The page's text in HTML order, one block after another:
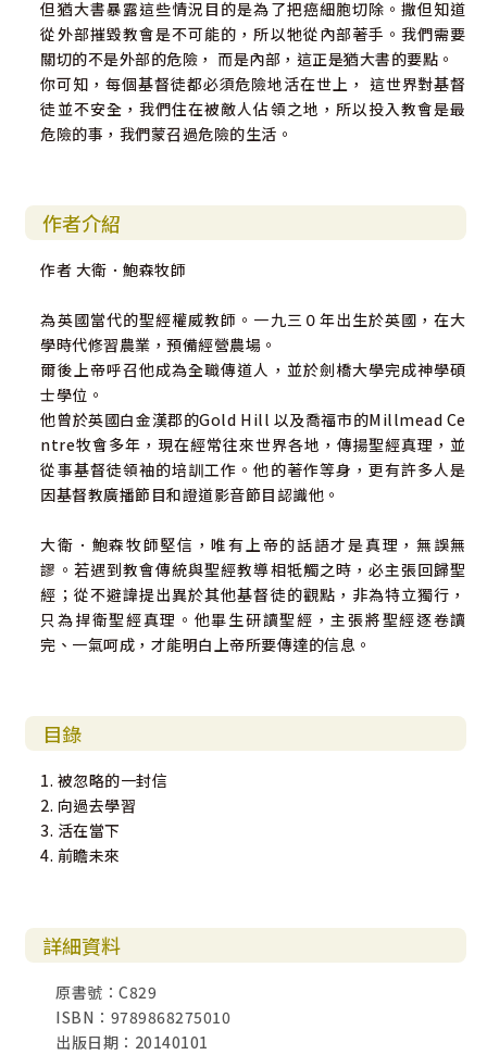
但猶大書暴露這些情況目的是為了把癌細胞切除。撒但知道
從外部摧毀教會是不可能的，所以牠從內部著手。我們需要
關切的不是外部的危險， 而是內部，這正是猶大書的要點。
你可知，每個基督徒都必須危險地活在世上， 這世界對基督
徒並不安全，我們住在被敵人佔領之地，所以投入教會是最
危險的事，我們蒙召過危險的生活。
作者介紹
作者 大衛．鮑森牧師
為英國當代的聖經權威教師。一九三０年出生於英國，在大
學時代修習農業，預備經營農場。
爾後上帝呼召他成為全職傳道人，並於劍橋大學完成神學碩
士學位。
他曾於英國白金漢郡的Gold Hill 以及喬福市的Millmead Ce
ntre牧會多年，現在經常往來世界各地，傳揚聖經真理，並
從事基督徒領袖的培訓工作。他的著作等身，更有許多人是
因基督教廣播節目和證道影音節目認識他。
大衛．鮑森牧師堅信，唯有上帝的話語才是真理，無誤無
謬。若遇到教會傳統與聖經教導相牴觸之時，必主張回歸聖
經；從不避諱提出異於其他基督徒的觀點，非為特立獨行，
只為捍衛聖經真理。他畢生研讀聖經，主張將聖經逐卷讀
完、一氣呵成，才能明白上帝所要傳達的信息。
目錄
1. 被忽略的一封信
2. 向過去學習
3. 活在當下
4. 前瞻未來
詳細資料
原書號：C829
ISBN：9789868275010
出版日期：20140101